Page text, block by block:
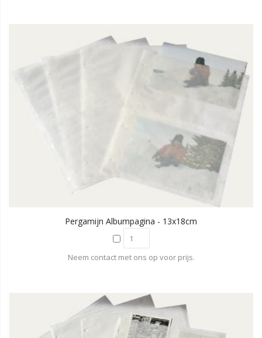
Pergamijn Albumpagina - 13x18cm
Neem contact met ons op voor prijs.